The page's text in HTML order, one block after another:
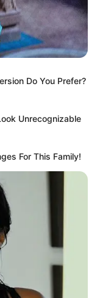
moment / capture
Do You Prefer?
Unrecognizable
For This Family!